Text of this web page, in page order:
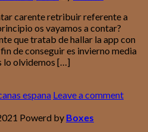
carente retribuir referente a
os vayamos a contar?
que tratab de hallar la app con
de conseguir es invierno media
lo olvidemos […]
espana Leave a comment
Powerd by Boxes